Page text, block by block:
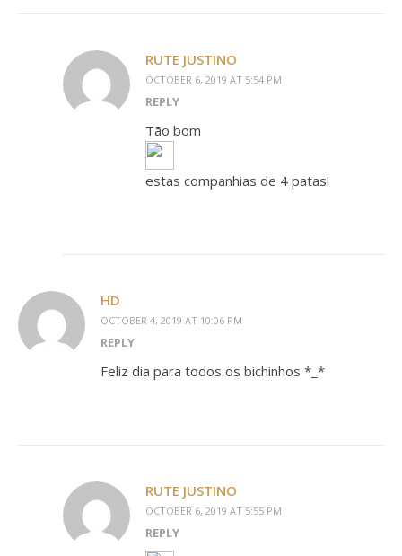
RUTE JUSTINO
OCTOBER 6, 2019 AT 5:54 PM
REPLY
Tão bom
estas companhias de 4 patas!
HD
OCTOBER 4, 2019 AT 10:06 PM
REPLY
Feliz dia para todos os bichinhos *_*
RUTE JUSTINO
OCTOBER 6, 2019 AT 5:55 PM
REPLY